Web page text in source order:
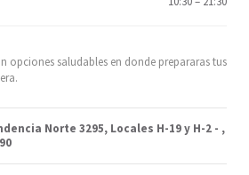
opciones saludables en donde prepararas tus
Norte 3295, Locales H-19 y H-2 - ,